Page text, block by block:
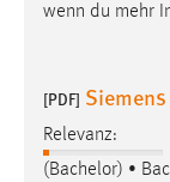
wenn du mehr
[PDF]
Relevanz:
(Bachelor) •